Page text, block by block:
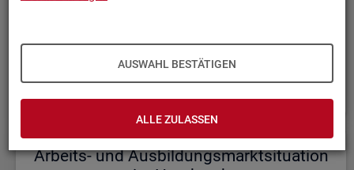
AUSWAHL BESTÄTIGEN
ALLE ZULASSEN
einem etwas er­höh­ten Ni­veau.
lich im ak­tu­el­len
Mo­nats­be­richt (PDF, 2MB)be­reit.
Ar­beits- und Aus­bil­dungs­markt­si­tua­ti­on